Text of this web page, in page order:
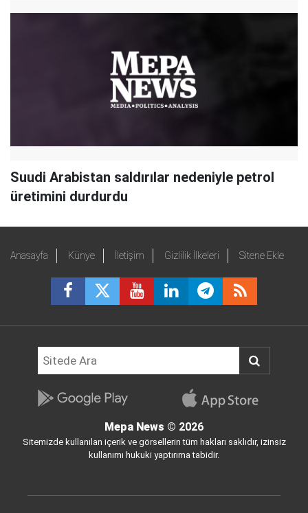
Suudi Arabistan saldırılar nedeniyle petrol
üretimini durdurdu
Anasayfa Künye İletişim Gizlilik İlkeleri Sitene Ekle
Mepa News © 2026
Sitemizde kullanılan içerik ve görsellerin tüm hakları saklıdır, izinsiz
kullanımı hukuki yaptırıma tabidir.